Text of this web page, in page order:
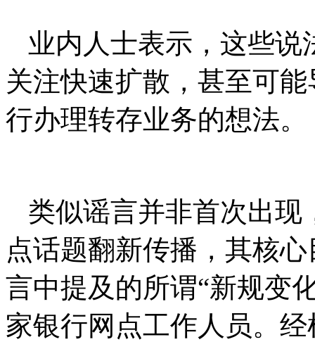
业内人士表示，这些
关注快速扩散，甚至可
行办理转存业务的想法。
类似谣言并非首次出现
点话题翻新传播，其核
言中提及的所谓“新规变
家银行网点工作人员。